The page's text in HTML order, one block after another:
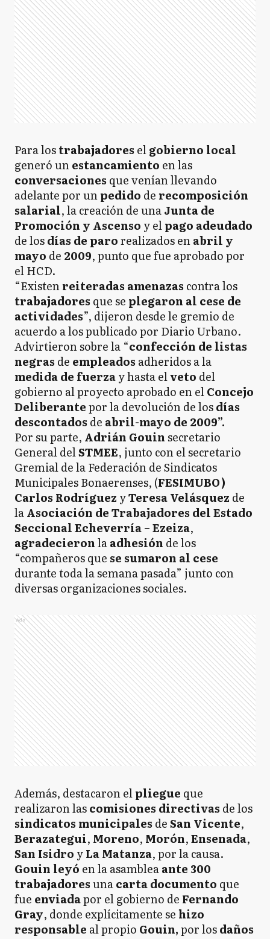
Para lostrabajadores elgobierno local
generó unestancamiento en las
conversaciones que venían llevando
adelante por unpedido de recomposición
salarial, la creación de unaJunta de
Promoción y Ascenso y elpago adeudado
de losdías de parorealizados enabril y
mayo de 2009, punto que fue aprobado por
el HCD.
“Existenreiteradas amenazas contra los
trabajadores que se plegaron al cese de
actividades”, dijeron desde le gremio de
acuerdo a los publicado por Diario Urbano.
Advirtieron sobre la “confección de listas
negras de empleados adheridos a la
medida de fuerzay hasta elveto del
gobierno al proyecto aprobado en elConcejo
Deliberantepor la devolución de losdías
descontados de abril-mayo de 2009”.
Por su parte, Adrián Gouinsecretario
General delSTMEE, junto con el secretario
Gremial de la Federación de Sindicatos
Municipales Bonaerenses, (FESIMUBO)
Carlos Rodríguez yTeresa Velásquez de
laAsociación de Trabajadores del Estado
Seccional Echeverría – Ezeiza,
agradecieronlaadhesión de los
“compañeros que se sumaron al cese
durante toda la semana pasada” junto con
diversas organizaciones sociales.
Ads
Además, destacaron elpliegue que
realizaron lascomisiones directivas de los
sindicatos municipales deSan Vicente,
Berazategui, Moreno, Morón,Ensenada,
San Isidro yLa Matanza, por la causa.
Gouin leyó en la asambleaante 300
trabajadoresunacarta documento que
fue enviadapor el gobierno de Fernando
Gray, donde explícitamente se hizo
responsable al propio Gouin,por losdaños